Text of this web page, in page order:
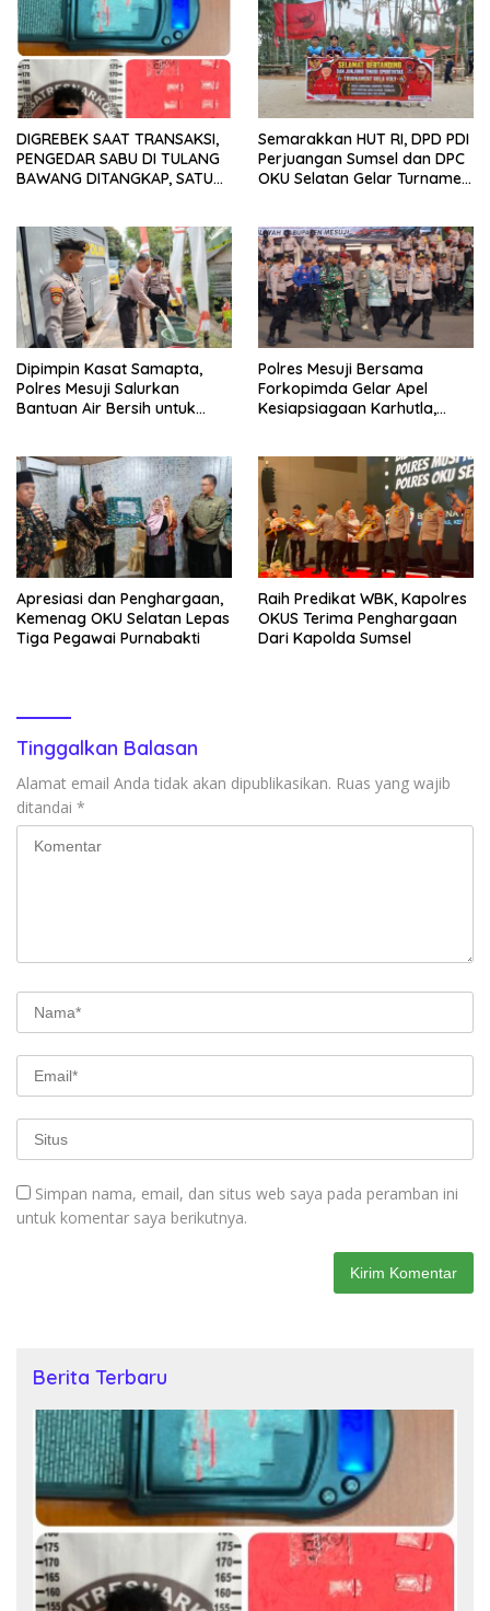
DIGREBEK SAAT TRANSAKSI,
PENGEDAR SABU DI TULANG
BAWANG DITANGKAP, SATU
Semarakkan HUT RI, DPD PDI
Perjuangan Sumsel dan DPC
OKU Selatan Gelar Turnamen
Dipimpin Kasat Samapta,
Polres Mesuji Salurkan
Bantuan Air Bersih untuk
Polres Mesuji Bersama
Forkopimda Gelar Apel
Kesiapsiagaan Karhutla,
Apresiasi dan Penghargaan,
Kemenag OKU Selatan Lepas
Tiga Pegawai Purnabakti
Raih Predikat WBK, Kapolres
OKUS Terima Penghargaan
Dari Kapolda Sumsel
Tinggalkan Balasan
Alamat email Anda tidak akan dipublikasikan. Ruas yang wajib
ditandai *
Simpan nama, email, dan situs web saya pada peramban ini
untuk komentar saya berikutnya.
Berita Terbaru